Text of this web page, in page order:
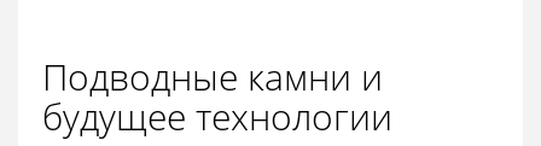
Подводные камни и
будущее технологии